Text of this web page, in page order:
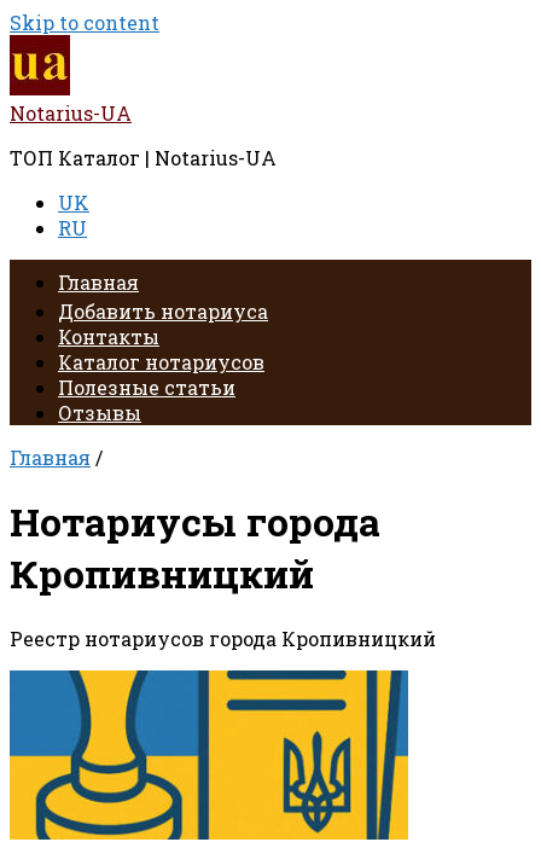
Skip to content
Notarius-UA
ТОП Каталог | Notarius-UA
UK
RU
Главная
Добавить нотариуса
Контакты
Каталог нотариусов
Полезные статьи
Отзывы
Главная /
Нотариусы города
Кропивницкий
Реестр нотариусов города Кропивницкий